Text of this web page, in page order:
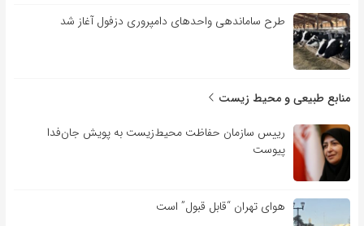
طرح ساماندهی واحدهای دامپروری دزفول آغاز شد
منابع طبیعی و محیط زیست
رییس سازمان حفاظت محیط‌زیست به پویش جان‌فدا
پیوست
هوای تهران “قابل قبول” است